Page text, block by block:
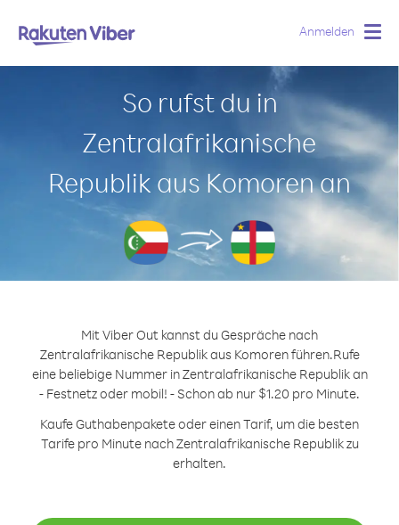
Anmelden
So rufst du in
Zentralafrikanische
Republik aus Komoren an
Mit Viber Out kannst du Gespräche nach
Zentralafrikanische Republik aus Komoren führen.Rufe
eine beliebige Nummer in Zentralafrikanische Republik an
- Festnetz oder mobil! - Schon ab nur $1.20 pro Minute.
Kaufe Guthabenpakete oder einen Tarif, um die besten
Tarife pro Minute nach Zentralafrikanische Republik zu
erhalten.